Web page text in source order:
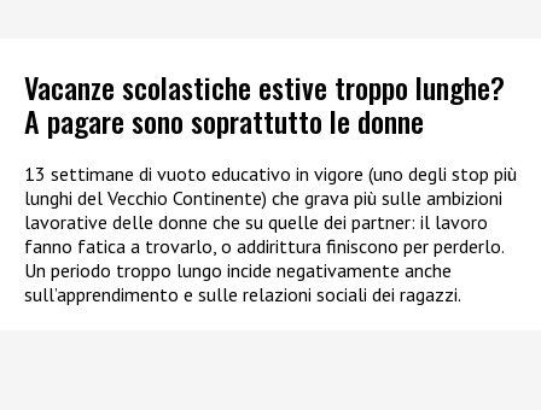
Vacanze scolastiche estive troppo lunghe?
A pagare sono soprattutto le donne
13 settimane di vuoto educativo in vigore (uno degli stop più
lunghi del Vecchio Continente) che grava più sulle ambizioni
lavorative delle donne che su quelle dei partner: il lavoro
fanno fatica a trovarlo, o addirittura finiscono per perderlo.
Un periodo troppo lungo incide negativamente anche
sull’apprendimento e sulle relazioni sociali dei ragazzi.